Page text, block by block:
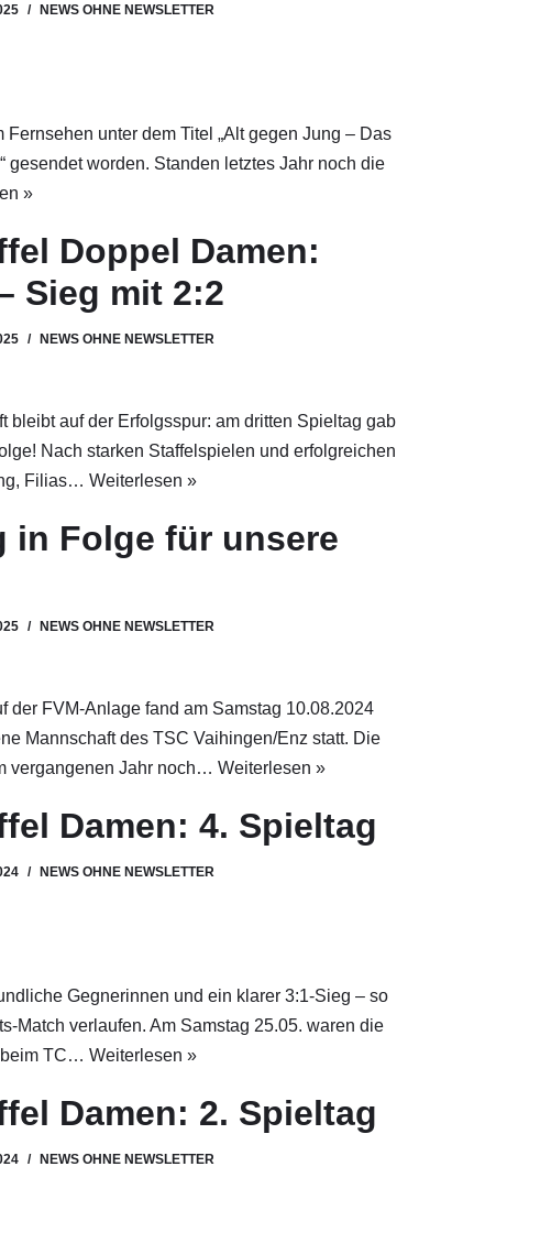
NEWS OHNE NEWSLETTER
Fernsehen unter dem Titel „Alt gegen Jung – Das
gesendet worden. Standen letztes Jahr noch die
»
Doppel Damen:
Sieg mit 2:2
NEWS OHNE NEWSLETTER
bleibt auf der Erfolgsspur: am dritten Spieltag gab
Nach starken Staffelspielen und erfolgreichen
Filias… Weiterlesen »
in Folge für unsere
NEWS OHNE NEWSLETTER
der FVM-Anlage fand am Samstag 10.08.2024
Mannschaft des TSC Vaihingen/Enz statt. Die
vergangenen Jahr noch… Weiterlesen »
Damen: 4. Spieltag
NEWS OHNE NEWSLETTER
Gegnerinnen und ein klarer 3:1-Sieg – so
Match verlaufen. Am Samstag 25.05. waren die
beim TC… Weiterlesen »
Damen: 2. Spieltag
NEWS OHNE NEWSLETTER